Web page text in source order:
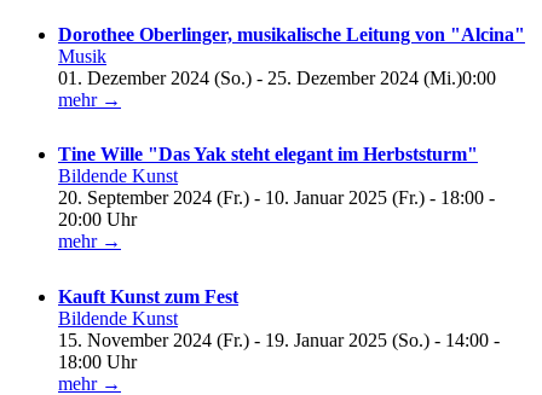
Dorothee Oberlinger, musikalische Leitung von "Alcina"
Musik
01. Dezember 2024 (So.) - 25. Dezember 2024 (Mi.)0:00
mehr →
Tine Wille "Das Yak steht elegant im Herbststurm"
Bildende Kunst
20. September 2024 (Fr.) - 10. Januar 2025 (Fr.) - 18:00 -
20:00 Uhr
mehr →
Kauft Kunst zum Fest
Bildende Kunst
15. November 2024 (Fr.) - 19. Januar 2025 (So.) - 14:00 -
18:00 Uhr
mehr →